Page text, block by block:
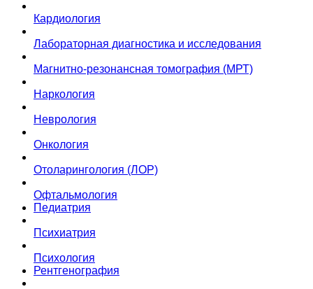
Кардиология
Лабораторная диагностика и исследования
Магнитно-резонансная томография (МРТ)
Наркология
Неврология
Онкология
Отоларингология (ЛОР)
Офтальмология
Педиатрия
Психиатрия
Психология
Рентгенография